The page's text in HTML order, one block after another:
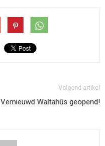
Volgend artikel
Vernieuwd Waltahûs geopend!